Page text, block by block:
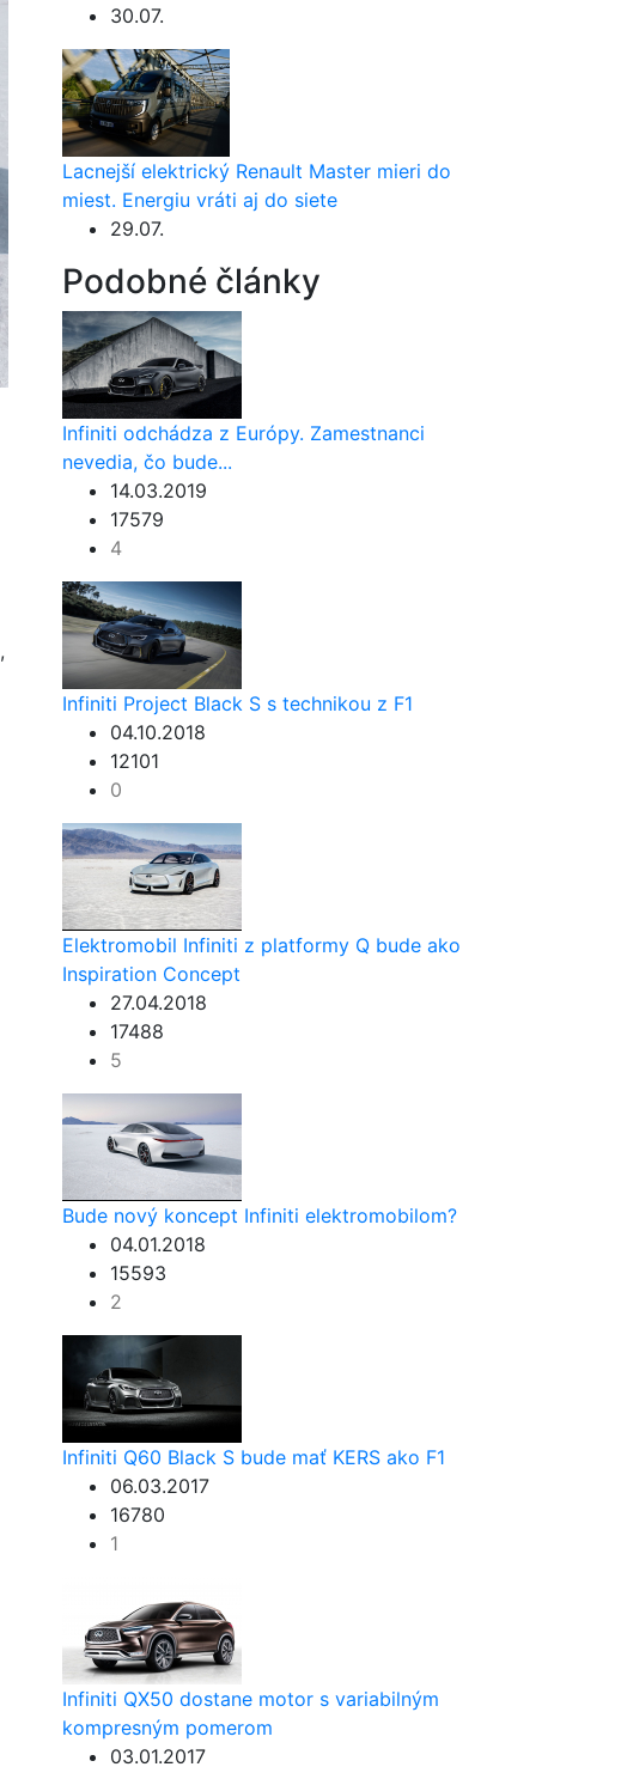
,
30.07.
Lacnejší elektrický Renault Master mieri do
miest. Energiu vráti aj do siete
29.07.
Podobné články
Infiniti odchádza z Európy. Zamestnanci
nevedia, čo bude...
14.03.2019
17579
4
Infiniti Project Black S s technikou z F1
04.10.2018
12101
0
Elektromobil Infiniti z platformy Q bude ako
Inspiration Concept
27.04.2018
17488
5
Bude nový koncept Infiniti elektromobilom?
04.01.2018
15593
2
Infiniti Q60 Black S bude mať KERS ako F1
06.03.2017
16780
1
Infiniti QX50 dostane motor s variabilným
kompresným pomerom
03.01.2017